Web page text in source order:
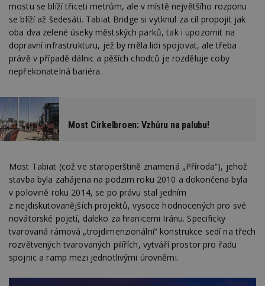
mostu se blíží třiceti metrům, ale v místě největšího rozponu
se blíží až šedesáti. Tabiat Bridge si vytknul za cíl propojit jak
oba dva zelené úseky městských parků, tak i upozornit na
dopravní infrastrukturu, jež by měla lidi spojovat, ale třeba
právě v případě dálnic a pěších chodců je rozděluje coby
nepřekonatelná bariéra.
Most Cirkelbroen: Vzhůru na palubu!
Most Tabiat (což ve staroperštině znamená „Příroda“), jehož
stavba byla zahájena na podzim roku 2010 a dokončena byla
v polovině roku 2014, se po právu stal jedním
z nejdiskutovanějších projektů, vysoce hodnocených pro své
novátorské pojetí, daleko za hranicemi Iránu. Specificky
tvarovaná rámová „trojdimenzionální“ konstrukce sedí na třech
rozvětvených tvarovaných pilířích, vytváří prostor pro řadu
spojnic a ramp mezi jednotlivými úrovněmi.